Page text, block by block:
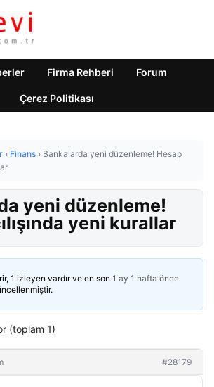
Firma Rehberi Forum
Çerez Politikası
› Finans › Bankalarda yeni düzenleme! Hesap
yeni düzenleme!
yeni kurallar
1 izleyen vardır ve en son 1 ay 1 hafta önce
(toplam 1)
#28179